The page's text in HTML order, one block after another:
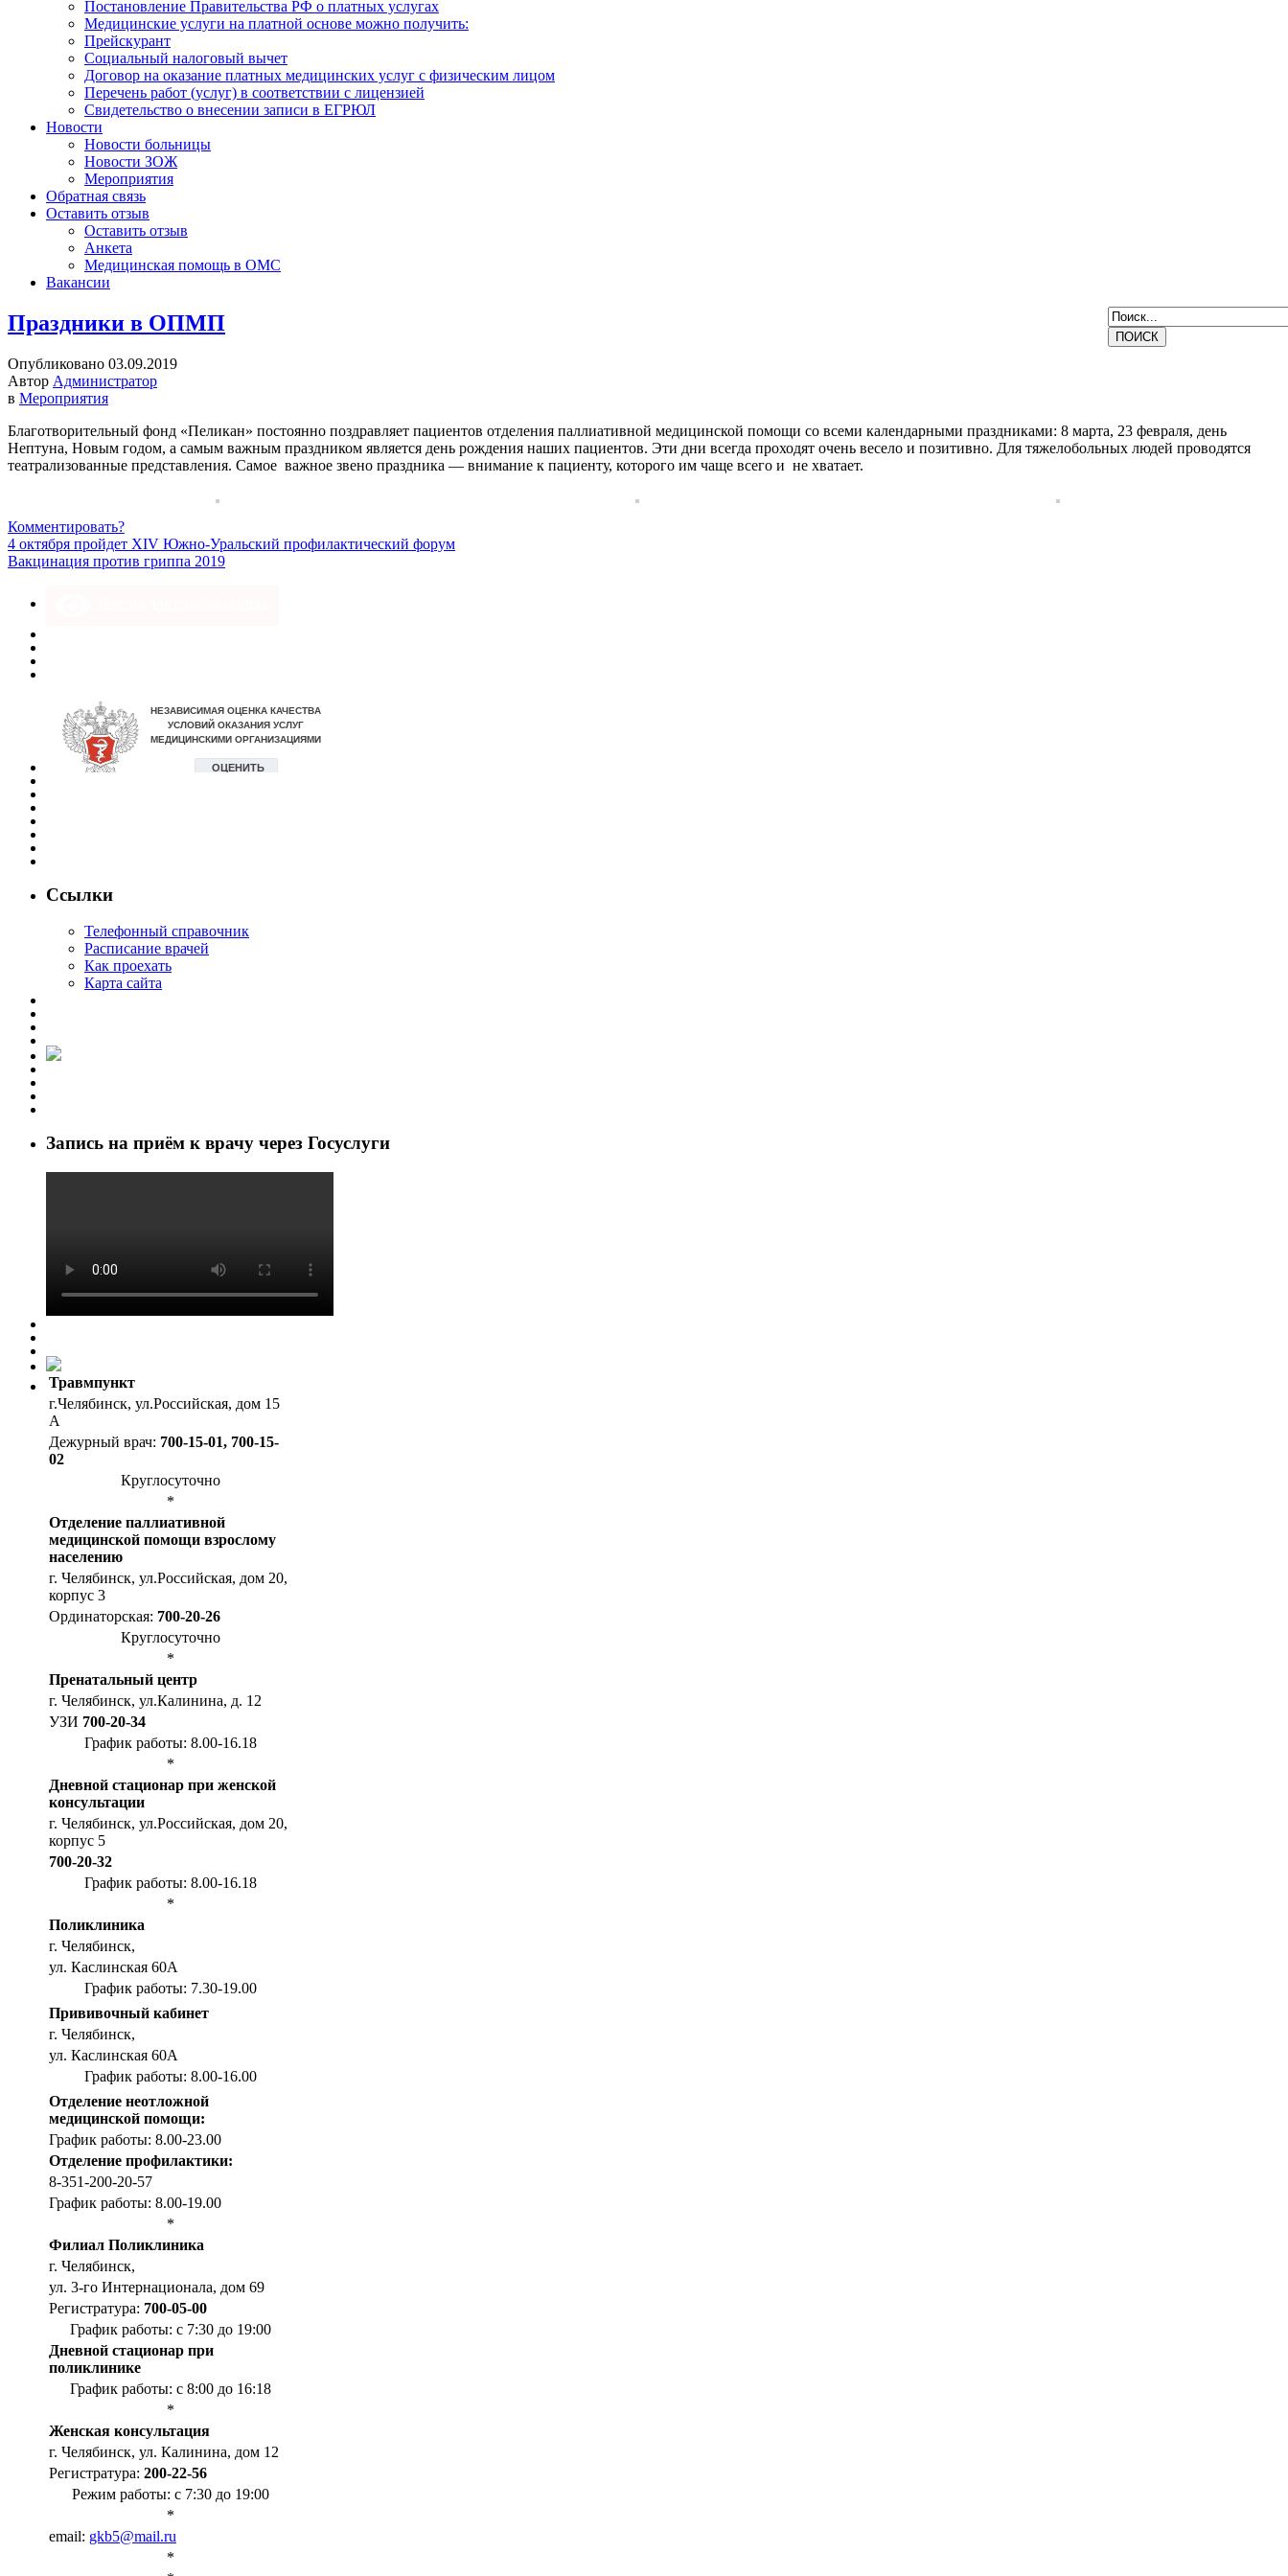
Постановление Правительства РФ о платных услугах
Медицинские услуги на платной основе можно получить:
Прейскурант
Социальный налоговый вычет
Договор на оказание платных медицинских услуг с физическим лицом
Перечень работ (услуг) в соответствии с лицензией
Свидетельство о внесении записи в ЕГРЮЛ
Новости
Новости больницы
Новости ЗОЖ
Мероприятия
Обратная связь
Оставить отзыв
Оставить отзыв
Анкета
Медицинская помощь в ОМС
Вакансии
Праздники в ОПМП
Опубликовано 03.09.2019
Автор Администратор
в Мероприятия
Благотворительный фонд «Пеликан» постоянно поздравляет пациентов отделения паллиативной медицинской помощи со всеми календарными праздниками: 8 марта, 23 февраля, день
Нептуна, Новым годом, а самым важным праздником является день рождения наших пациентов. Эти дни всегда проходят очень весело и позитивно. Для тяжелобольных людей проводятся
театрализованные представления. Самое важное звено праздника — внимание к пациенту, которого им чаще всего и не хватает.
Комментировать?
4 октября пройдет XIV Южно-Уральский профилактический форум
Вакцинация против гриппа 2019
Ссылки
Телефонный справочник
Расписание врачей
Как проехать
Карта сайта
Запись на приём к врачу через Госуслуги
Травмпункт
г.Челябинск, ул.Российская, дом 15
А
Дежурный врач: 700-15-01, 700-15-
02
Круглосуточно
*
Отделение паллиативной
медицинской помощи взрослому
населению
г. Челябинск, ул.Российская, дом 20,
корпус 3
Ординаторская: 700-20-26
Круглосуточно
*
Пренатальный центр
г. Челябинск, ул.Калинина, д. 12
УЗИ 700-20-34
График работы: 8.00-16.18
*
Дневной стационар при женской
консультации
г. Челябинск, ул.Российская, дом 20,
корпус 5
700-20-32
График работы: 8.00-16.18
*
Поликлиника
г. Челябинск,
ул. Каслинская 60А
График работы: 7.30-19.00
Прививочный кабинет
г. Челябинск,
ул. Каслинская 60А
График работы: 8.00-16.00
Отделение неотложной
медицинской помощи:
График работы: 8.00-23.00
Отделение профилактики:
8-351-200-20-57
График работы: 8.00-19.00
*
Филиал Поликлиника
г. Челябинск,
ул. 3-го Интернационала, дом 69
Регистратура: 700-05-00
График работы: с 7:30 до 19:00
Дневной стационар при
поликлинике
График работы: с 8:00 до 16:18
*
Женская консультация
г. Челябинск, ул. Калинина, дом 12
Регистратура: 200-22-56
Режим работы: с 7:30 до 19:00
*
email: gkb5@mail.ru
*